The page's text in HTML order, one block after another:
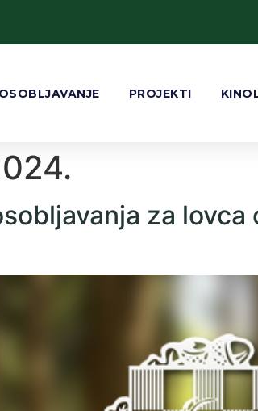
PROJEKTI
za